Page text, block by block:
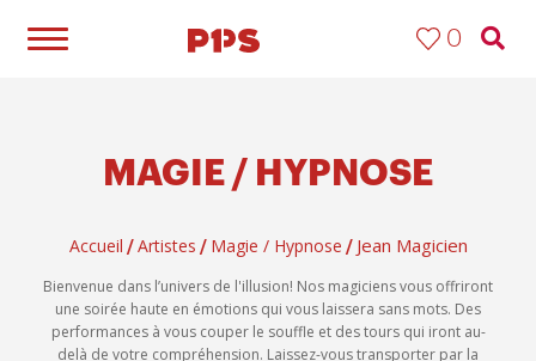
0
MAGIE / HYPNOSE
Accueil / Artistes / Magie / Hypnose / Jean Magicien
Bienvenue dans l’univers de l'illusion! Nos magiciens vous offriront
une soirée haute en émotions qui vous laissera sans mots. Des
performances à vous couper le souffle et des tours qui iront au-
delà de votre compréhension. Laissez-vous transporter par la